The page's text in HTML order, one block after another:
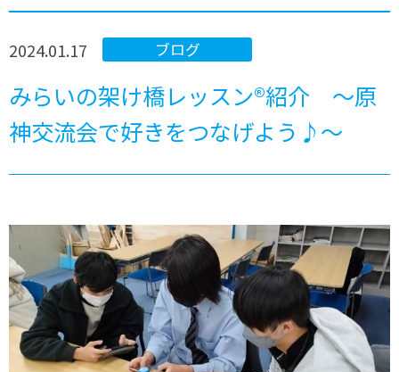
ブログ
2024.01.17
みらいの架け橋レッスン®紹介 ～原
神交流会で好きをつなげよう♪～